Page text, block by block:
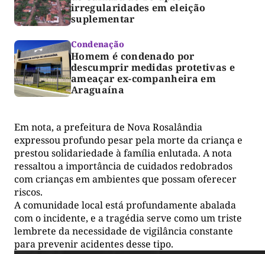
irregularidades em eleição
suplementar
Condenação
Homem é condenado por
descumprir medidas protetivas e
ameaçar ex-companheira em
Araguaína
Em nota, a prefeitura de Nova Rosalândia
expressou profundo pesar pela morte da criança e
prestou solidariedade à família enlutada. A nota
ressaltou a importância de cuidados redobrados
com crianças em ambientes que possam oferecer
riscos.
A comunidade local está profundamente abalada
com o incidente, e a tragédia serve como um triste
lembrete da necessidade de vigilância constante
para prevenir acidentes desse tipo.